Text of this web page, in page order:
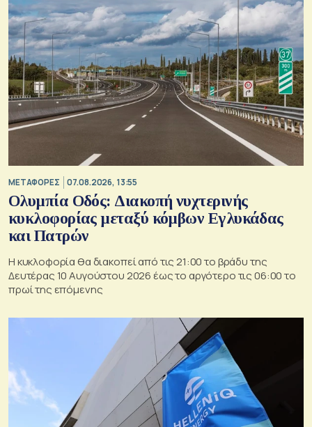
ΜΕΤΑΦΟΡΕΣ 07.08.2026, 13:55
Ολυμπία Οδός: Διακοπή νυχτερινής
κυκλοφορίας μεταξύ κόμβων Εγλυκάδας
και Πατρών
Η κυκλοφορία θα διακοπεί από τις 21:00 το βράδυ της
Δευτέρας 10 Αυγούστου 2026 έως το αργότερο τις 06:00 το
πρωί της επόμενης